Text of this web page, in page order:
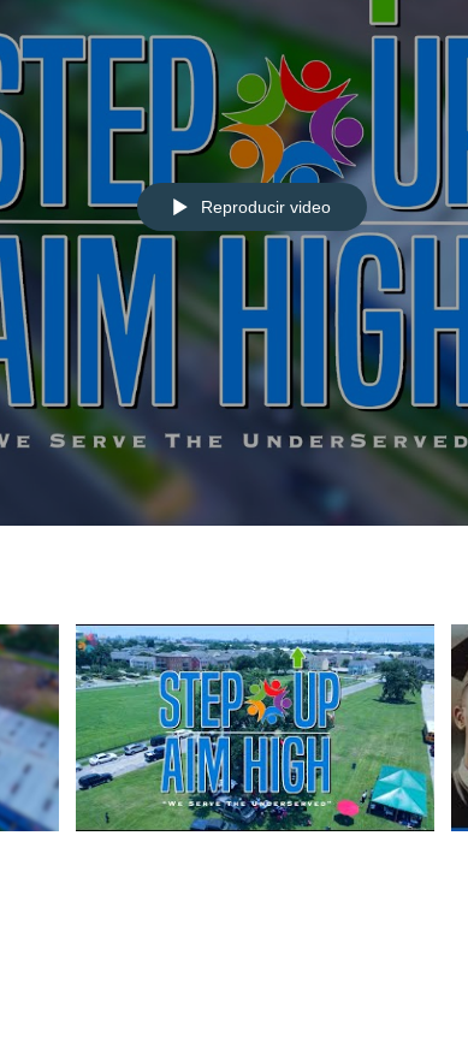
Reproducir video